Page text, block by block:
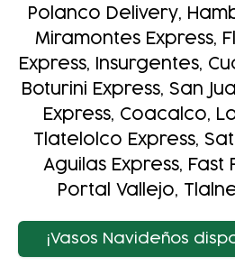
Polanco Delivery,
Miramontes Express,
Express, Insurgentes,
Boturini Express, San
Express, Coacalco,
Tlatelolco Express,
Aguilas Express,
Portal Vallejo,
¡Vasos Navideños